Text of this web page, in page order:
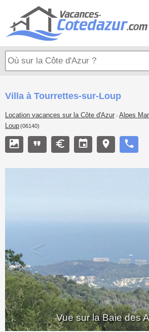
Villa à Tourrettes-sur-Loup
Location vacances sur la Côte d'Azur > Alpes
Loup(06140)
Vue sur la Baie des
<